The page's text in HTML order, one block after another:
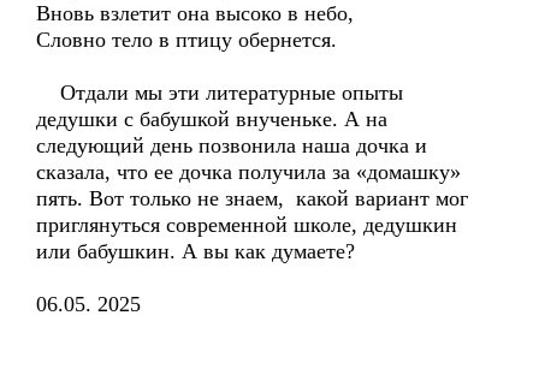
Вновь взлетит она высоко в небо,
Словно тело в птицу обернется.
Отдали мы эти литературные опыты
дедушки с бабушкой внученьке. А на
следующий день позвонила наша дочка и
сказала, что ее дочка получила за «домашку»
пять. Вот только не знаем, какой вариант мог
приглянуться современной школе, дедушкин
или бабушкин. А вы как думаете?
06.05. 2025